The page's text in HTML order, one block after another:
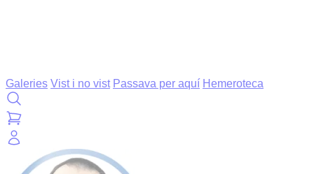
Galeries Vist i no vist Passava per aquí Hemeroteca